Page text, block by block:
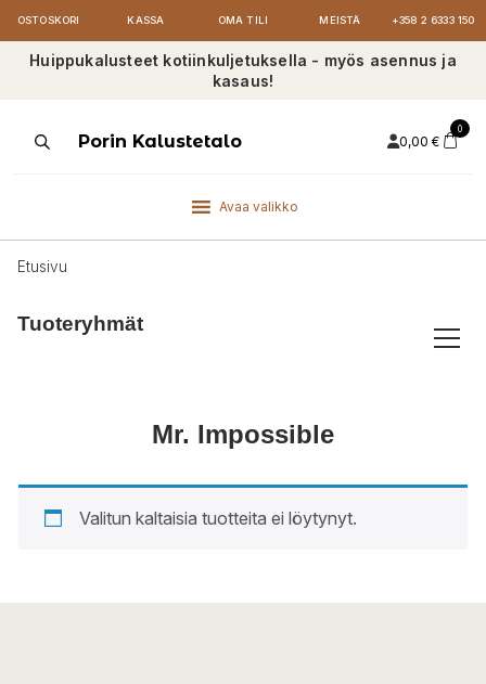
OSTOSKORI KASSA OMA TILI MEISTÄ +358 2 6333 150
Huippukalusteet kotiinkuljetuksella - myös asennus ja
kasaus!
ProductsPorin Kalustetalo 0,00 €
0
Avaa valikko
Etusivu
Tuoteryhmät
Mr. Impossible
Valitun kaltaisia tuotteita ei löytynyt.